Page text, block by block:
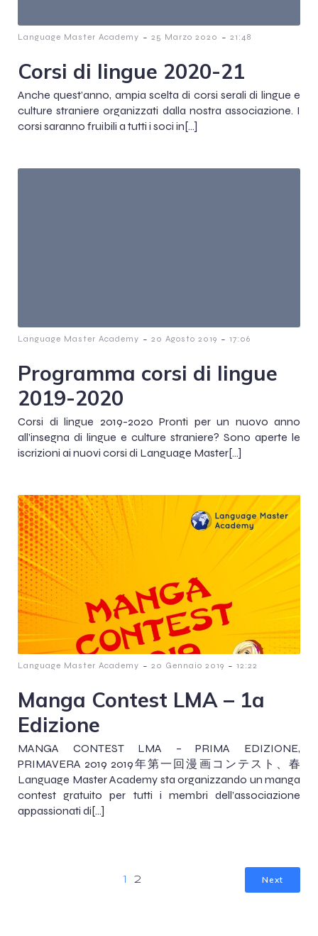
Language Master Academy - 25 Marzo 2020 - 21:48
Corsi di lingue 2020-21
Anche quest’anno, ampia scelta di corsi serali di lingue e
culture straniere organizzati dalla nostra associazione. I
corsi saranno fruibili a tutti i soci in[…]
Language Master Academy - 20 Agosto 2019 - 17:06
Programma corsi di lingue
2019-2020
Corsi di lingue 2019-2020 Pronti per un nuovo anno
all’insegna di lingue e culture straniere? Sono aperte le
iscrizioni ai nuovi corsi di Language Master[…]
Language Master Academy - 20 Gennaio 2019 - 12:22
Manga Contest LMA – 1a
Edizione
MANGA CONTEST LMA – PRIMA EDIZIONE,
PRIMAVERA 2019 2019年第一回漫画コンテスト、春
Language Master Academy sta organizzando un manga
contest gratuito per tutti i membri dell’associazione
appassionati di[…]
1 2 Next